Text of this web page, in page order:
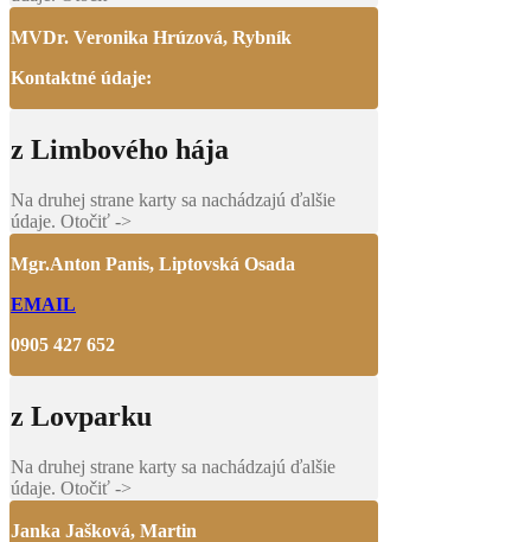
MVDr. Veronika Hrúzová, Rybník
Kontaktné údaje:
z Limbového hája
Na druhej strane karty sa nachádzajú ďalšie
údaje. Otočiť ->
Mgr.Anton Panis, Liptovská Osada
EMAIL
0905 427 652
z Lovparku
Na druhej strane karty sa nachádzajú ďalšie
údaje. Otočiť ->
Janka Jašková, Martin